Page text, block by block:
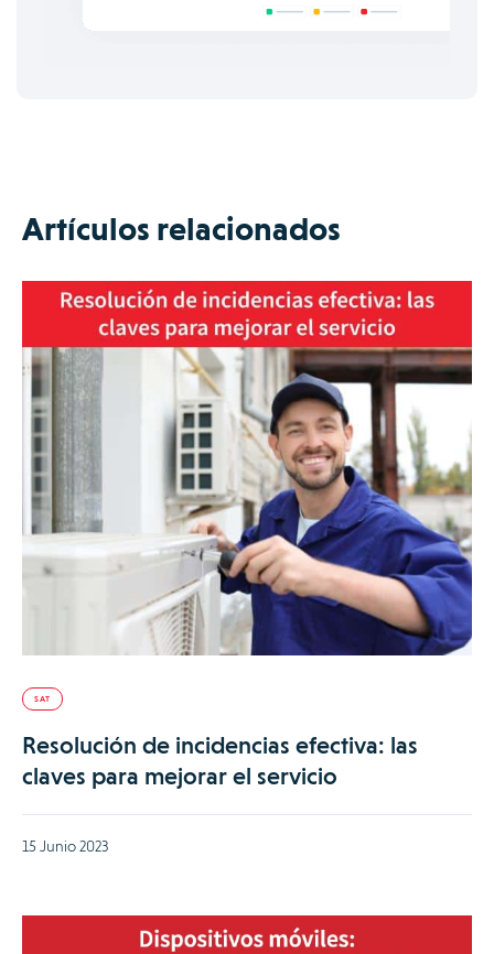
Artículos relacionados
SAT
Resolución de incidencias efectiva: las
claves para mejorar el servicio
15 Junio 2023